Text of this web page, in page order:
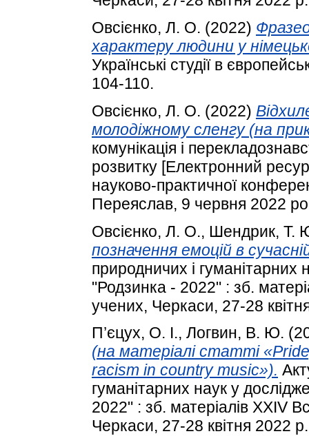
Овсієнко, Л. О. (2022)
характеру людини у
Українські студії в
104-110.
Овсієнко, Л. О. (2022)
молодіжному сленгу (на
комунікація і
розвитку [Електронний
науково-практичної
Переяслав, 9 червня 2022
Овсієнко, Л. О., Шендрик, Т.
позначення емоцій в
природничих і
"Родзинка - 2022" : зб.
учених, Черкаси, 27-28
П’єцух, О. І., Логвин, В. Ю.
(на матеріалі статті
racism in country music»).
гуманітарних наук у
2022" : зб. матеріалів XXIV
Черкаси, 27-28 квітня 2022